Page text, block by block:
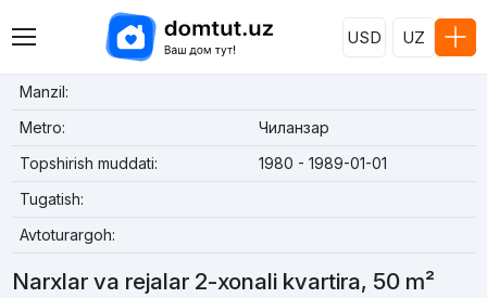
USD UZ
Manzil:
Metro:
Чиланзар
Topshirish muddati:
1980 - 1989-01-01
Tugatish:
Avtoturargoh:
Narxlar va rejalar 2-xonali kvartira, 50 m²